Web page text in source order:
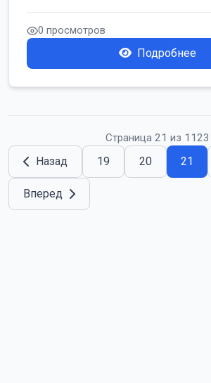
работать б...
0 просмотров
Подробнее
Страница 21 из 1123
Назад 19 20 21
Вперед